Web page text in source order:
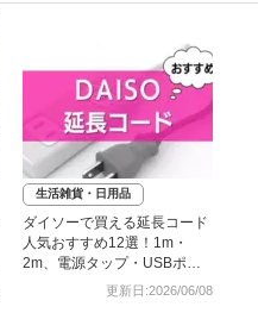
生活雑貨・日用品
ダイソーで買える延長コード
人気おすすめ12選！1m・
2m、電源タップ・USBポー
更新日:2026/06/08